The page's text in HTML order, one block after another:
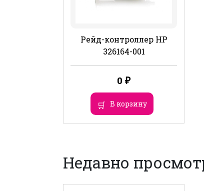
Рейд-контроллер HP
326164-001
0 ₽
В корзину
Недавно